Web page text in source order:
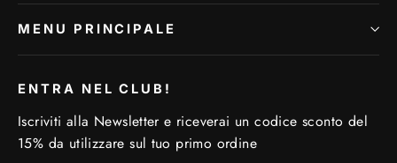
MENU PRINCIPALE
ENTRA NEL CLUB!
Iscriviti alla Newsletter e riceverai un codice sconto del
15% da utilizzare sul tuo primo ordine